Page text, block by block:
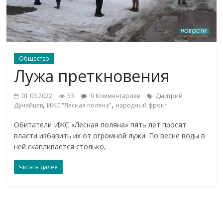
Общество
Лужа преткновения
01.03.2022 53 0 Комментариев
Дмитрий
Дунайцев, ИЖС "Лесная поляна", народный фронт
Обитатели ИЖС «Лесная поляна» пять лет просят
власти избавить их от огромной лужи. По весне воды в
ней скапливается столько,
Читать далее